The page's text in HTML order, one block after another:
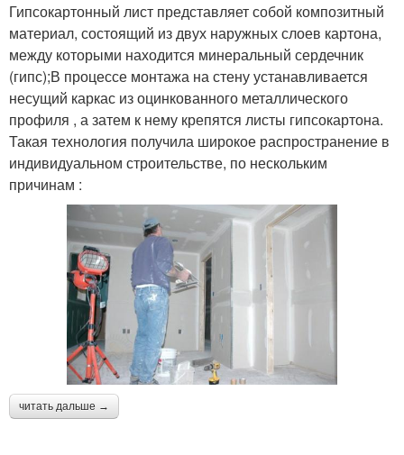
Гипсокартонный лист представляет собой композитный
материал, состоящий из двух наружных слоев картона,
между которыми находится минеральный сердечник
(гипс);В процессе монтажа на стену устанавливается
несущий каркас из оцинкованного металлического
профиля , а затем к нему крепятся листы гипсокартона.
Такая технология получила широкое распространение в
индивидуальном строительстве, по нескольким
причинам :
читать дальше →